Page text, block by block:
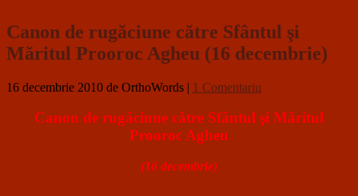
Canon de rugăciune către Sfântul şi
Măritul Prooroc Agheu (16 decembrie)
16 decembrie 2010 de OrthoWords | 1 Comentariu
Canon de rugăciune către Sfântul şi Măritul
Prooroc Agheu
(16 decembrie)